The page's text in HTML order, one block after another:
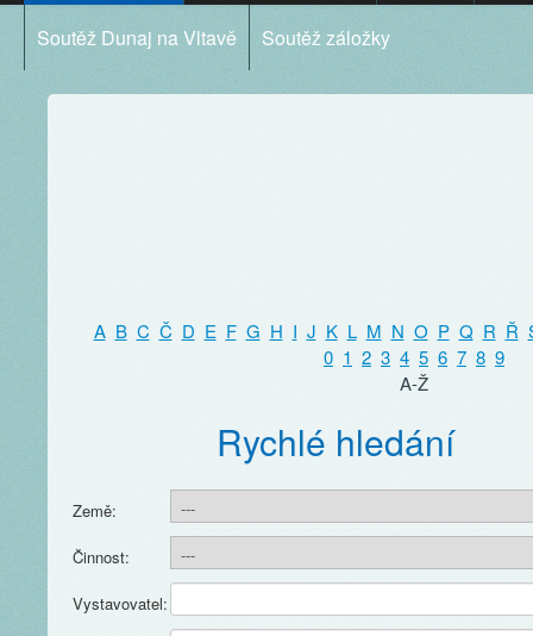
Soutěž Dunaj na Vltavě Soutěž záložky
A B C Č D E F G H I J K L M N O P Q R Ř
0 1 2 3 4 5 6 7 8 9
A-Ž
Rychlé hledání
Země:
Činnost:
Vystavovatel: